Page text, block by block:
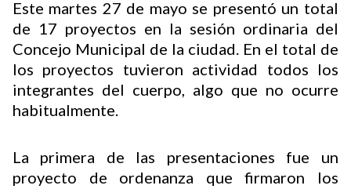
Este martes 27 de mayo se presentó un total
de 17 proyectos en la sesión ordinaria del
Concejo Municipal de la ciudad. En el total de
los proyectos tuvieron actividad todos los
integrantes del cuerpo, algo que no ocurre
habitualmente.
La primera de las presentaciones fue un
proyecto de ordenanza que firmaron los